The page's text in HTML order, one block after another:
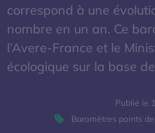
L’Avere-France
correspond à une
nombre en un an. Ce
l’Avere-France et le
écologique sur la base
Publié le
Baromètres points